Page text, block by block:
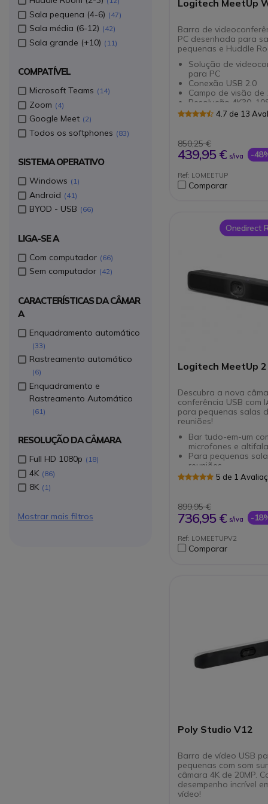
Logitech MeetUp
Barra de
PC desenhada para
pequenas e Huddle
Solução de
para PC
Conexão USB 2.0
Campo de visão de
Resolução 4K30,
zoom digital 5x
3 predefinições de
Integra 3 microfones
alcance de até 4m
Expansível mediante
(opcional)
4.7 de 13
850,25 €
439,95 € s/iva -
Ref: LOMEETUP
Comparar
Onedirect
Logitech MeetUp 2
Descubra a nova
conferência USB com
para pequenas salas
reuniões!
Bar tudo-em-um
microfones e
Para pequenas
reuniões
Lente com resolução
Visão panorâmica
de miniaturas
6 microfones com
cancelamento de
Ligação USB a PC/
Compatível com
5 de 1
899,95 €
736,95 € s/iva -
Ref: LOMEETUPV2
Comparar
Poly Studio V12
Barra de vídeo USB
pequenas com som
câmara 4K de 20MP.
desempenho incrível
vídeo!
Sala pequena (4-6) 47
Sala média (6-12) 42
Sala grande (+10) 11
COMPATÍVEL
Microsoft Teams 14
Zoom 4
Google Meet 2
Todos os softphones 83
SISTEMA OPERATIVO
Windows 1
Android 41
BYOD - USB 66
LIGA-SE A
Com computador 66
Sem computador 42
CARACTERÍSTICAS DA CÂMAR
A
Enquadramento automático
33
Rastreamento automático
6
Enquadramento e
Rastreamento Automático
61
RESOLUÇÃO DA CÂMARA
Full HD 1080p 18
4K 86
8K 1
Mostrar mais filtros